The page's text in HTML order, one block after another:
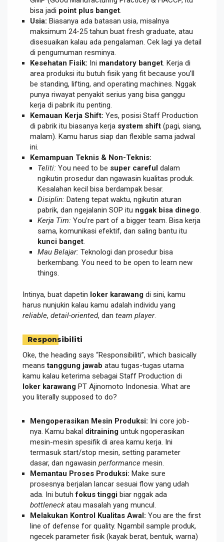
bisa jadi point plus banget
Usia: Biasanya ada batasan usia, misalnya
maksimum 24-25 tahun buat fresh graduate, atau
disesuaikan kalau ada pengalaman. Cek lagi ya detail
di pengumuman resminya.
Kesehatan Fisik: Ini mandatory banget . Kerja di
area produksi itu butuh fisik yang fit because you’ll
be standing, lifting, and operating machines. Nggak
punya riwayat penyakit serius yang bisa ganggu
kerja di pabrik itu penting.
Kemauan Kerja Shift: Yes, posisi Staff Production
di pabrik itu biasanya kerja system shift (pagi, siang,
malam). Kamu harus siap dan flexible sama jadwal
ini.
Kemampuan Teknis & Non-Teknis:
Teliti: You need to be super careful dalam
ngikutin prosedur dan ngawasin kualitas produk.
Kesalahan kecil bisa berdampak besar.
Disiplin: Dateng tepat waktu, ngikutin aturan
pabrik, dan ngejalanin SOP itu nggak bisa dinego
Kerja Tim: You’re part of a bigger team. Bisa kerja
sama, komunikasi efektif, dan saling bantu itu
kunci banget
Mau Belajar: Teknologi dan prosedur bisa
berkembang. You need to be open to learn new
things.
Intinya, buat dapetin loker karawang di sini, kamu
harus nunjukin kalau kamu adalah individu yang
reliable, detail-oriented, dan team player.
Responsibiliti
Oke, the heading says “Responsibiliti”, which basically
meanstanggung jawab atau tugas-tugas utama
kamu kalau keterima sebagai Staff Production di
loker karawang PT Ajinomoto Indonesia. What are
you literally supposed to do?
Mengoperasikan Mesin Produksi: Ini core job-
nya. Kamu bakal ditraining untuk ngoperasikan
mesin-mesin spesifik di area kamu kerja. Ini
termasuk start/stop mesin, setting parameter
dasar, dan ngawasin performance mesin.
Memantau Proses Produksi: Make sure
prosesnya berjalan lancar sesuai flow yang udah
ada. Ini butuhfokus tinggi biar nggak ada
bottleneckatau masalah yang muncul.
Melakukan Kontrol Kualitas Awal: You are the first
line of defense for quality. Ngambil sample produk,
ngecek parameter fisik (kayak berat, bentuk, warna)